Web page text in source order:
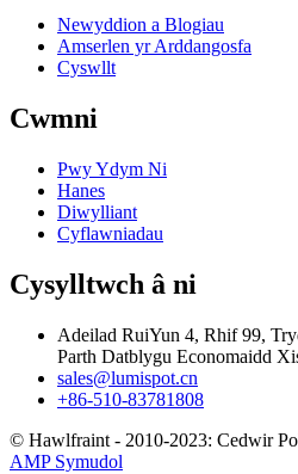
Newyddion a Blogiau
Amserlen yr Arddangosfa
Cyswllt
Cwmni
Pwy Ydym Ni
Hanes
Diwylliant
Cyflawniadau
Cysylltwch â ni
Adeilad RuiYun 4, Rhif 99,
Parth Datblygu Economaidd
sales@lumispot.cn
+86-510-83781808
© Hawlfraint - 2010-2023: Cedwir
AMP Symudol